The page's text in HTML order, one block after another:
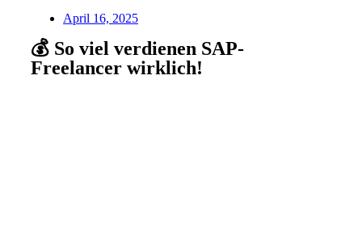
April 16, 2025
💰 So viel verdienen SAP-
Freelancer wirklich!